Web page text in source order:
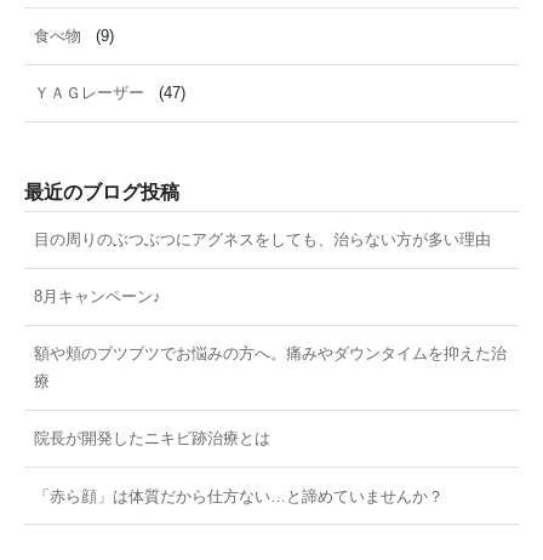
食べ物 (9)
ＹＡＧレーザー (47)
最近のブログ投稿
目の周りのぶつぶつにアグネスをしても、治らない方が多い理由
8月キャンペーン♪
額や頬のブツブツでお悩みの方へ。痛みやダウンタイムを抑えた治
療
院長が開発したニキビ跡治療とは
「赤ら顔」は体質だから仕方ない…と諦めていませんか？